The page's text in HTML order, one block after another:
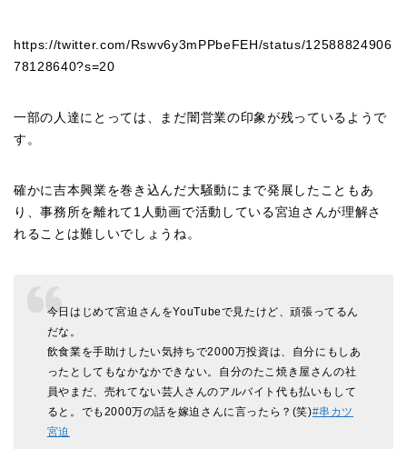
https://twitter.com/Rswv6y3mPPbeFEH/status/12588824906
78128640?s=20
一部の人達にとっては、まだ闇営業の印象が残っているようで
す。
確かに吉本興業を巻き込んだ大騒動にまで発展したこともあ
り、事務所を離れて1人動画で活動している宮迫さんが理解さ
れることは難しいでしょうね。
今日はじめて宮迫さんをYouTubeで見たけど、頑張ってるん
だな。
飲食業を手助けしたい気持ちで2000万投資は、自分にもしあ
ったとしてもなかなかできない。自分のたこ焼き屋さんの社
員やまだ、売れてない芸人さんのアルバイト代も払いもして
ると。でも2000万の話を嫁迫さんに言ったら？(笑)#串カツ
宮迫